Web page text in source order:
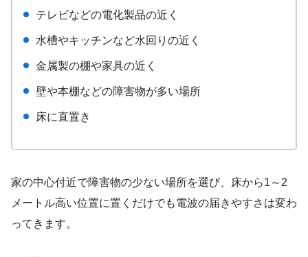
テレビなどの電化製品の近く
水槽やキッチンなど水回りの近く
金属製の棚や家具の近く
壁や本棚などの障害物が多い場所
床に直置き
家の中心付近で障害物の少ない場所を選び、床から1～2
メートル高い位置に置くだけでも電波の届きやすさは変わ
ってきます。